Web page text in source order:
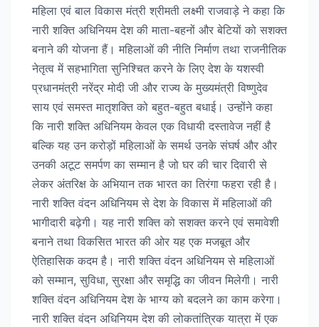
महिला एवं बाल विकास मंत्री श्रीमती लक्ष्मी राजवाड़े ने कहा कि
नारी शक्ति अधिनियम देश की माता-बहनों और बेटियों को सशक्त
बनाने की योजना हैं। महिलाओं की नीति निर्माण तथा राजनीतिक
नेतृत्व में सहभागिता सुनिश्चित करने के लिए देश के यशस्वी
प्रधानमंत्री नरेंद्र मोदी जी और राज्य के मुख्यमंत्री विष्णुदेव
साय एवं समस्त मातृशक्ति को बहुत-बहुत बधाई। उन्होंने कहा
कि नारी शक्ति अधिनियम केवल एक विधायी दस्तावेज नहीं है
बल्कि यह उन करोड़ों महिलाओं के समर्थ उनके संघर्ष और और
उनकी अटूट समर्पण का सम्मान है जो घर की चार दिवारी से
लेकर अंतरिक्ष के अभियान तक भारत का तिरंगा फहरा रही है।
नारी शक्ति वंदन अधिनियम से देश के विकास में महिलाओं की
भागीदारी बढ़ेगी। यह नारी शक्ति को सशक्त करने एवं समावेशी
बनाने तथा विकसित भारत की ओर यह एक मजबूत और
ऐतिहासिक कदम है। नारी शक्ति वंदन अधिनियम से महिलाओं
को सम्मान, सुविधा, सुरक्षा और समृद्धि का जीवन मिलेगी। नारी
शक्ति वंदन अधिनियम देश के भाग्य को बदलने का काम करेगा।
नारी शक्ति वंदन अधिनियम देश की लोकतांत्रिक यात्रा में एक